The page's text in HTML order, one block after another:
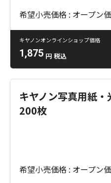
希望小売価格 : オープン
キヤノンオンラインショップ価格
1,875 円 税込
キヤノン写真用紙
200枚
希望小売価格 : オープン